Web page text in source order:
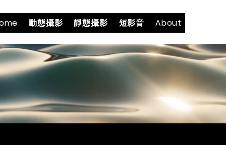
動態攝影 靜態攝影 短影音 About